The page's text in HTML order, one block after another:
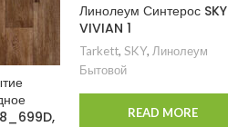
8_699D,
Линолеум Синтерос SKY
VIVIAN 1
Tarkett,SKY, Линолеум
Бытовой
READ MORE